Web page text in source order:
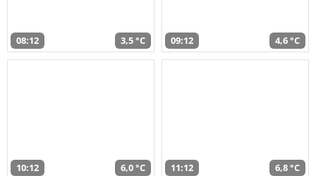
08:12 3,5 °C 09:12 4,6 °C
10:12 6,0 °C 11:12 6,8 °C